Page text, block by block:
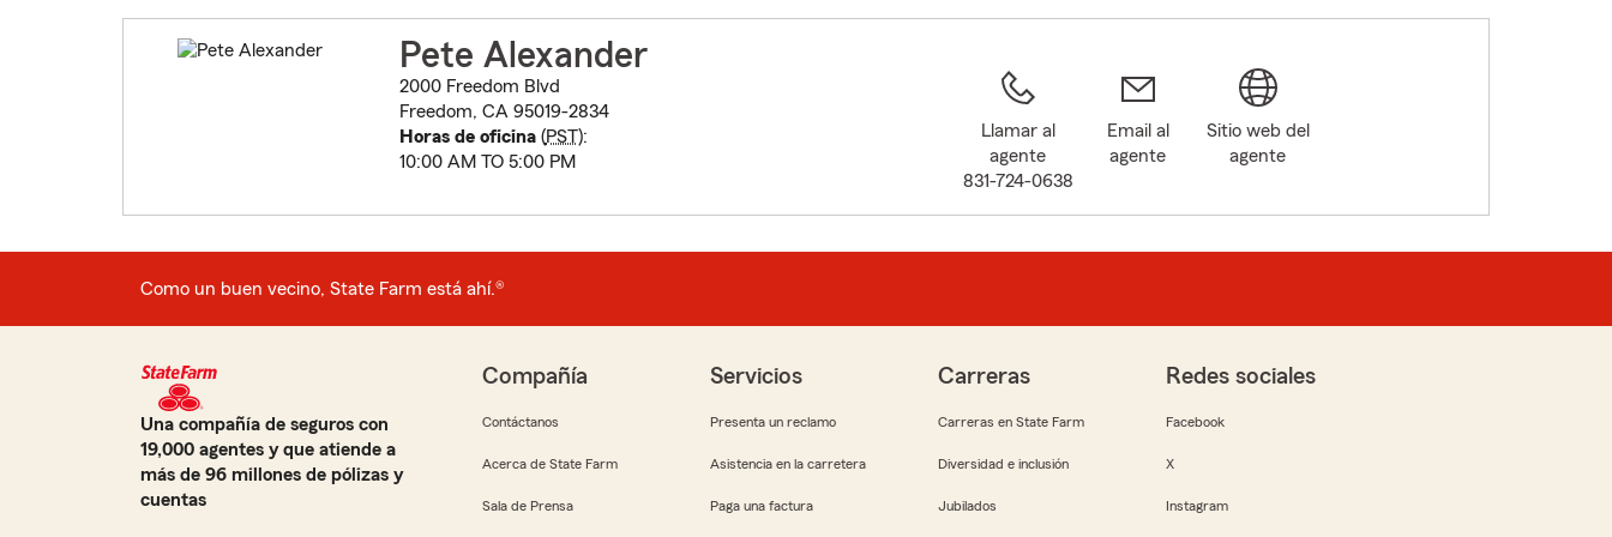
Pete Alexander
2000 Freedom Blvd
Freedom, CA 95019-2834
Horas de oficina(PST):
10:00 AM TO 5:00 PM
Llamar al
agente
831-724-0638
Email al
agente
Sitio web del
agente
Como un buen vecino, State Farm está ahí.®
Una compañía de seguros con
19,000 agentes y que atiende a
más de 96 millones de pólizas y
cuentas
Compañía
Contáctanos
Acerca de State Farm
Sala de Prensa
Servicios
Presenta un reclamo
Asistencia en la carretera
Paga una factura
Carreras
Carreras en State Farm
Diversidad e inclusión
Jubilados
Redes sociales
Facebook
X
Instagram